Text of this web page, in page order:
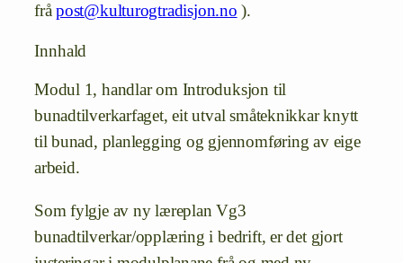
fråpost@kulturogtradisjon.no ).
Innhald
Modul 1, handlar om Introduksjon til
bunadtilverkarfaget, eit utval småteknikkar knytt
til bunad, planlegging og gjennomføring av eige
arbeid.
Som fylgje av ny læreplan Vg3
bunadtilverkar/opplæring i bedrift, er det gjort